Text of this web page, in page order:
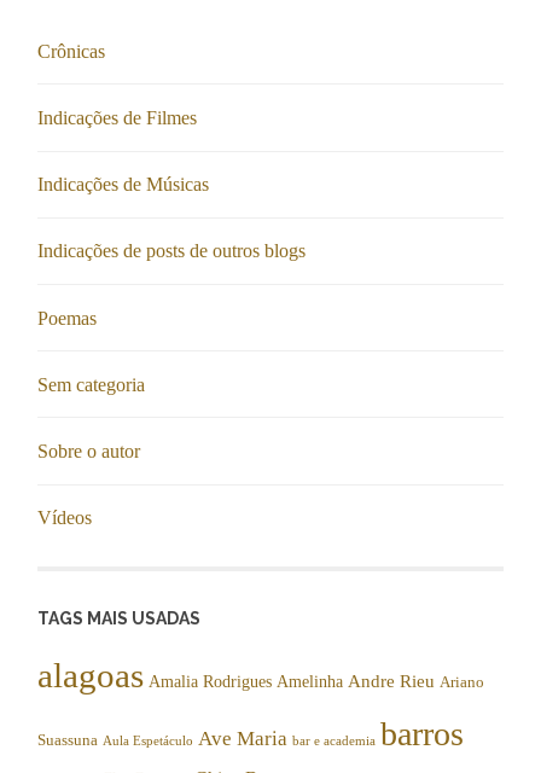
Crônicas
Indicações de Filmes
Indicações de Músicas
Indicações de posts de outros blogs
Poemas
Sem categoria
Sobre o autor
Vídeos
TAGS MAIS USADAS
alagoas Amalia Rodrigues Amelinha Andre Rieu Ariano
Suassuna Aula Espetáculo Ave Maria bar e academia barros